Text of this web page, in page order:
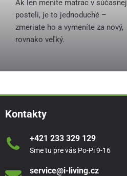
Ak len meníte matrac v súčasnej
posteli, je to jednoduché –
zmeriate ho a vymeníte za nový,
rovnako veľký.
Kontakty
+421 233 329 129
Sme tu pre vás Po-Pi 9-16
service@i-living.cz